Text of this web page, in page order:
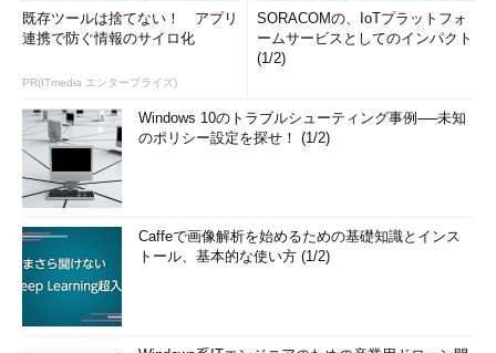
report any incorrect results at
http://insecure.org/nmap/submit/ .
リスト1 ルータに対しnmap -Aを実行した例。ftpとhttpが実行
されていることが分かる
●ポートのランダムを禁止（-r）
Nmapはデフォルトではランダムにポートを選択してスキャン
を行っている。検査を行う場合、時間が限られているため、どの
程度の進ちょくかということを把握しながら進める必要がある。
そのため、実際の検査では、このオプションを有効にし、順次
既存ツールは捨てない！ アプリ
連携で防ぐ情報のサイロ化
PR(ITmedia エンタープライズ)
SORACOMの、IoTプラットフォ
ームサービスとしてのインパクト
(1/2)
Windows 10のトラブルシューティング事例──未知
のポリシー設定を探せ！ (1/2)
Caffeで画像解析を始めるための基礎知識とインス
トール、基本的な使い方 (1/2)